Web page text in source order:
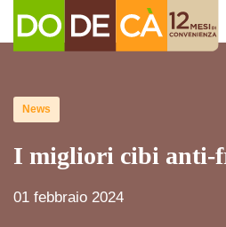
News
I migliori cibi anti-
01 febbraio 2024